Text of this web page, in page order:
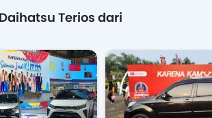
Terios dari